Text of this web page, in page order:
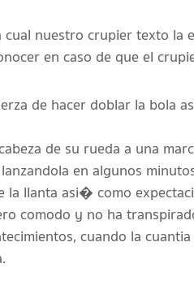
nuestro crupier texto la
en caso de que el
de hacer doblar la bola
de su rueda a una
en algunos
la llanta asi� como
comodo y no ha
cuando la